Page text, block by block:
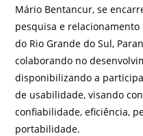
Mário Bentancur, se
pesquisa e
do Rio Grande do Sul,
colaborando no
disponibilizando a
de usabilidade, visando
confiabilidade, eficiência,
portabilidade.